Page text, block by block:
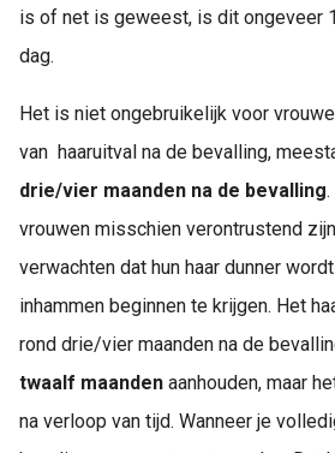
is of net is geweest, is dit ongeveer
dag.
Het is niet ongebruikelijk voor
van haaruitval na de bevalling,
drie/vier maanden na de bevalling
vrouwen misschien verontrustend
verwachten dat hun haar dunner
inhammen beginnen te krijgen. Het
rond drie/vier maanden na de
twaalf maanden aanhouden, maar
na verloop van tijd. Wanneer je